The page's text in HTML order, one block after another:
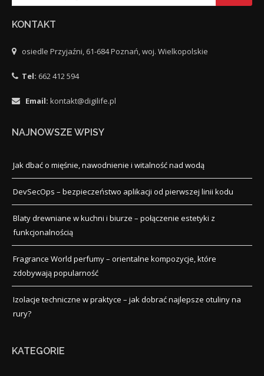
KONTAKT
osiedle Przyjaźni, 61-684 Poznań, woj. Wielkopolskie
Tel: 662 412 594
Email: kontakt@digilife.pl
NAJNOWSZE WPISY
Jak dbać o mięśnie, nawodnienie i witalność nad wodą
DevSecOps – bezpieczeństwo aplikacji od pierwszej linii kodu
Blaty drewniane w kuchni i biurze – połączenie estetyki z
funkcjonalnością
Fragrance World perfumy – orientalne kompozycje, które
zdobywają popularność
Izolacje techniczne w praktyce – jak dobrać najlepsze otuliny na
rury?
KATEGORIE